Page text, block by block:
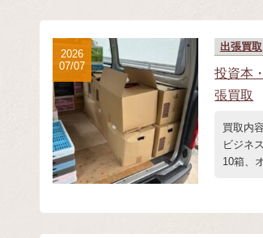
出張買取
投資本
張買取
買取内容
ビジネ
10箱、
2026
07/07